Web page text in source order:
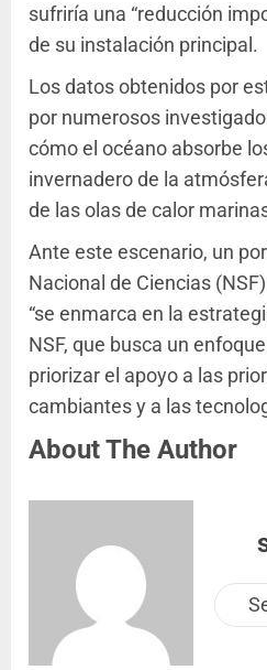
sufriría una “reducción
de su instalación principal.
Los datos obtenidos por
por numerosos
cómo el océano absorbe
invernadero de la
de las olas de calor
Ante este escenario, un
Nacional de Ciencias
“se enmarca en la
NSF, que busca un
priorizar el apoyo a las
cambiantes y a las
About The Author